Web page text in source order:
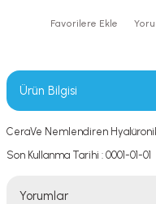
Ürün Bilgisi
CeraVe Nemlendiren
Son Kullanma Tarihi : 0001-01-01
Yorumlar